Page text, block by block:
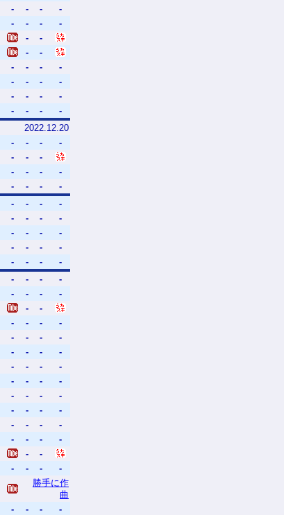
- - -
-
- - -
-
-
-
-
-
- - -
-
- - -
-
- - -
-
- - -
-
2022.12.20
- - -
-
- -
-
- - -
-
- - -
-
- - -
-
- - -
-
- - -
-
- - -
-
- - -
-
- - -
-
- - -
-
-
-
- - -
-
- - -
-
- - -
-
- - -
-
- - -
-
- - -
-
- - -
-
- - -
-
- - -
-
-
-
- - -
-
勝手に作
曲
- - -
-